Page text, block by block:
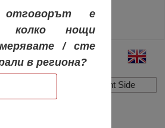
Show/Hide Right Side
е
колко нощи
/ сте
в региона?